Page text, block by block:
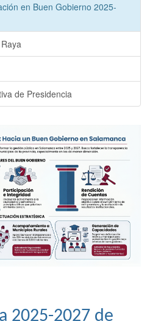
en Buen Gobierno 2025-
de Presidencia
2025-2027 de